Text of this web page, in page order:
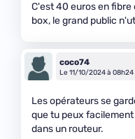
C'est 40 euros en
box, le grand public
coco74
Le 11/10/2024 à 08h24
Les opérateurs se
que tu peux
dans un routeur.